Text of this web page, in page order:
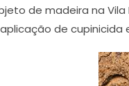
de madeira na
de cupinicida